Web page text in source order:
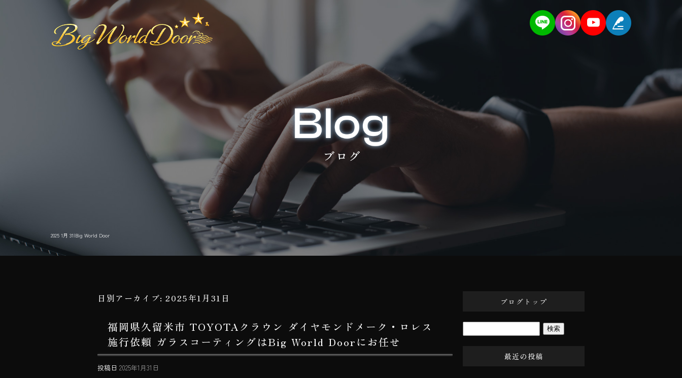
2025 1月 31|Big World Door
日別アーカイブ:2025年1月31日
福岡県久留米市 TOYOTAクラウン ダイヤモンドメーク・ロレス
施行依頼 ガラスコーティングはBig World Doorにお任せ
投稿日 2025年1月31日
ブログトップ
最近の投稿